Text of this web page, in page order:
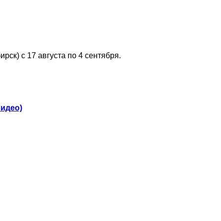
с 17 августа по 4 сентября.